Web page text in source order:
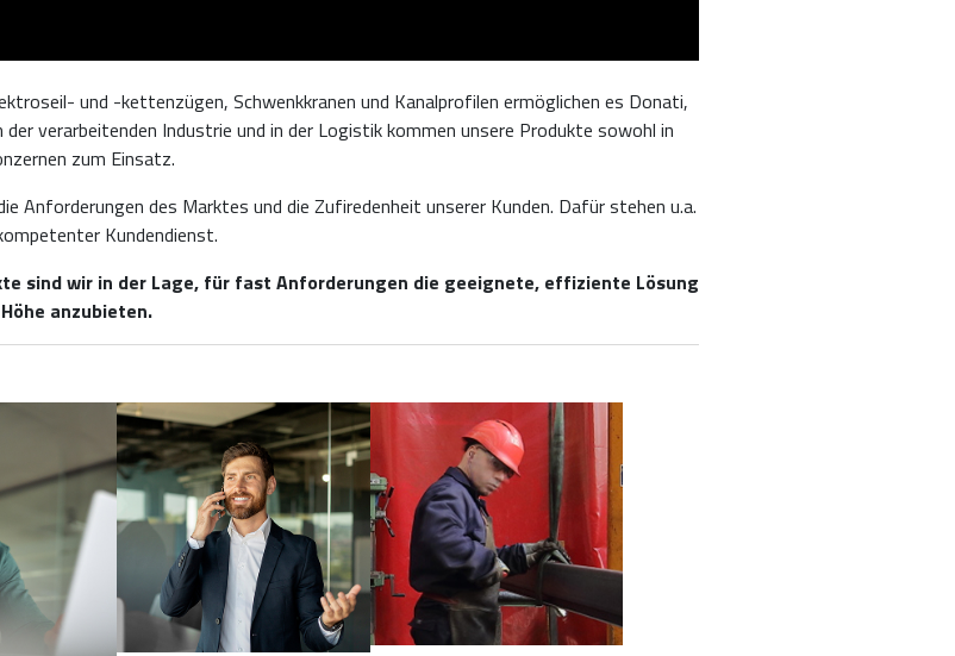
und -kettenzügen, Schwenkkranen und Kanalprofilen ermöglichen es Donati,
verarbeitenden Industrie und in der Logistik kommen unsere Produkte sowohl in
zum Einsatz.
Anforderungen des Marktes und die Zufiredenheit unserer Kunden. Dafür stehen u.a.
Kundendienst.
sind wir in der Lage, für fast Anforderungen die geeignete, effiziente Lösung
anzubieten.